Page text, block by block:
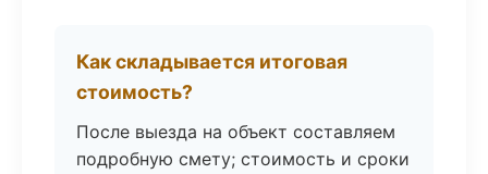
Как складывается итоговая
стоимость?
После выезда на объект составляем
подробную смету; стоимость и сроки